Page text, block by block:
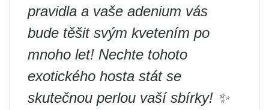
pravidla a vaše adenium vás
bude těšit svým kvetením po
mnoho let! Nechte tohoto
exotického hosta stát se
skutečnou perlou vaší sbírky! ✨